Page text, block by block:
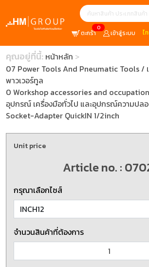
0
ตะกร้า เข้าสู่ระบบ ไ
คุณอยู่ที่นี้: หน้าหลัก
07 Power Tools And Pneumatic Tools /
พาวเวอร์ทูล
0 Workshop accessories and
อุปกรณ์ เครื่องมือทั่วไป และอุปกรณ์ความปล
Socket-Adapter QuickIN 1/2inch
Unit price
Article no. :
กรุณาเลือกไซส์
จำนวนสินค้าที่ต้องการ